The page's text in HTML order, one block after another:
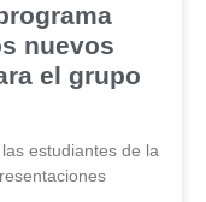
nuevos
el grupo
estudiantes de la